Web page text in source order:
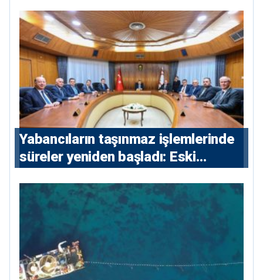
Yabancıların taşınmaz işlemlerinde
süreler yeniden başladı: Eski
konutlara 36 ay